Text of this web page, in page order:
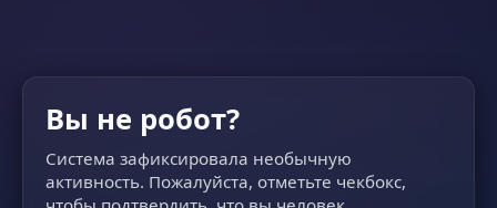
Вы не робот?
Система зафиксировала необычную
активность. Пожалуйста, отметьте чекбокс,